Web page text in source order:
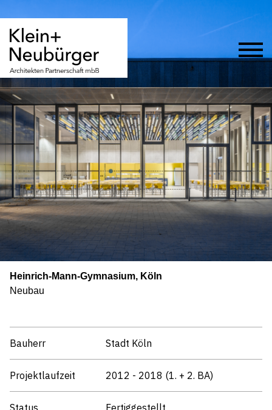
Heinrich-Mann-Gymnasium, Köln
Neubau
Bauherr Stadt Köln
Projektlaufzeit 2012 - 2018 (1. + 2. BA)
Status Fertiggestellt